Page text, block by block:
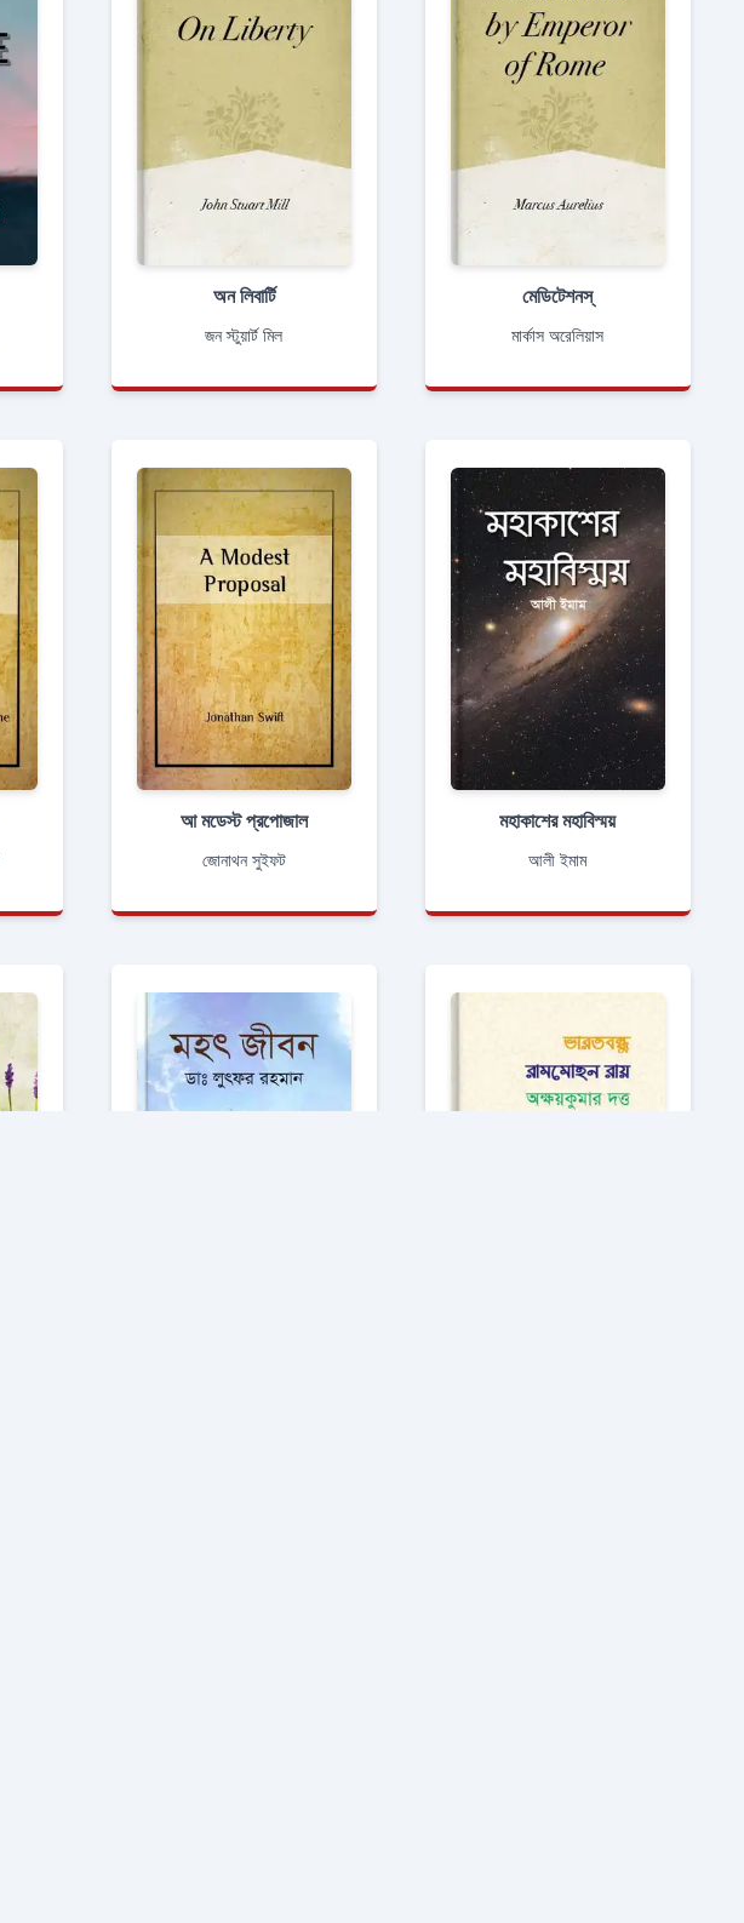
অন লিবার্টি
জন স্টুয়ার্ট মিল
মেডিটেশনস্
মার্কাস অরেলিয়াস
আ মডেস্ট প্রপোজাল
জোনাথন সুইফট
মহাকাশের মহাবিস্ময়
আলী ইমাম